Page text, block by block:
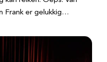
Frank er gelukkig…